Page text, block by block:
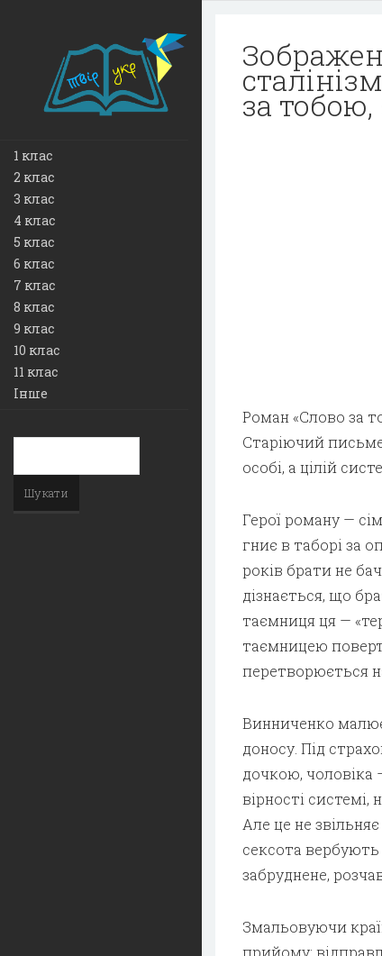
1 клас
2 клас
3 клас
4 клас
5 клас
6 клас
7 клас
8 клас
9 клас
10 клас
11 клас
Інше
за тобою,
Роман «Слово за
Старіючий
особі, а цілій
Герої роману —
гниє в таборі за
років брати не
дізнається, що
таємниця ця —
таємницею
перетворюється
Винниченко
доносу. Під
дочкою, чоловіка
вірності системі,
Але це не
сексота вербують
забруднене,
Змальовуючи
прийому: